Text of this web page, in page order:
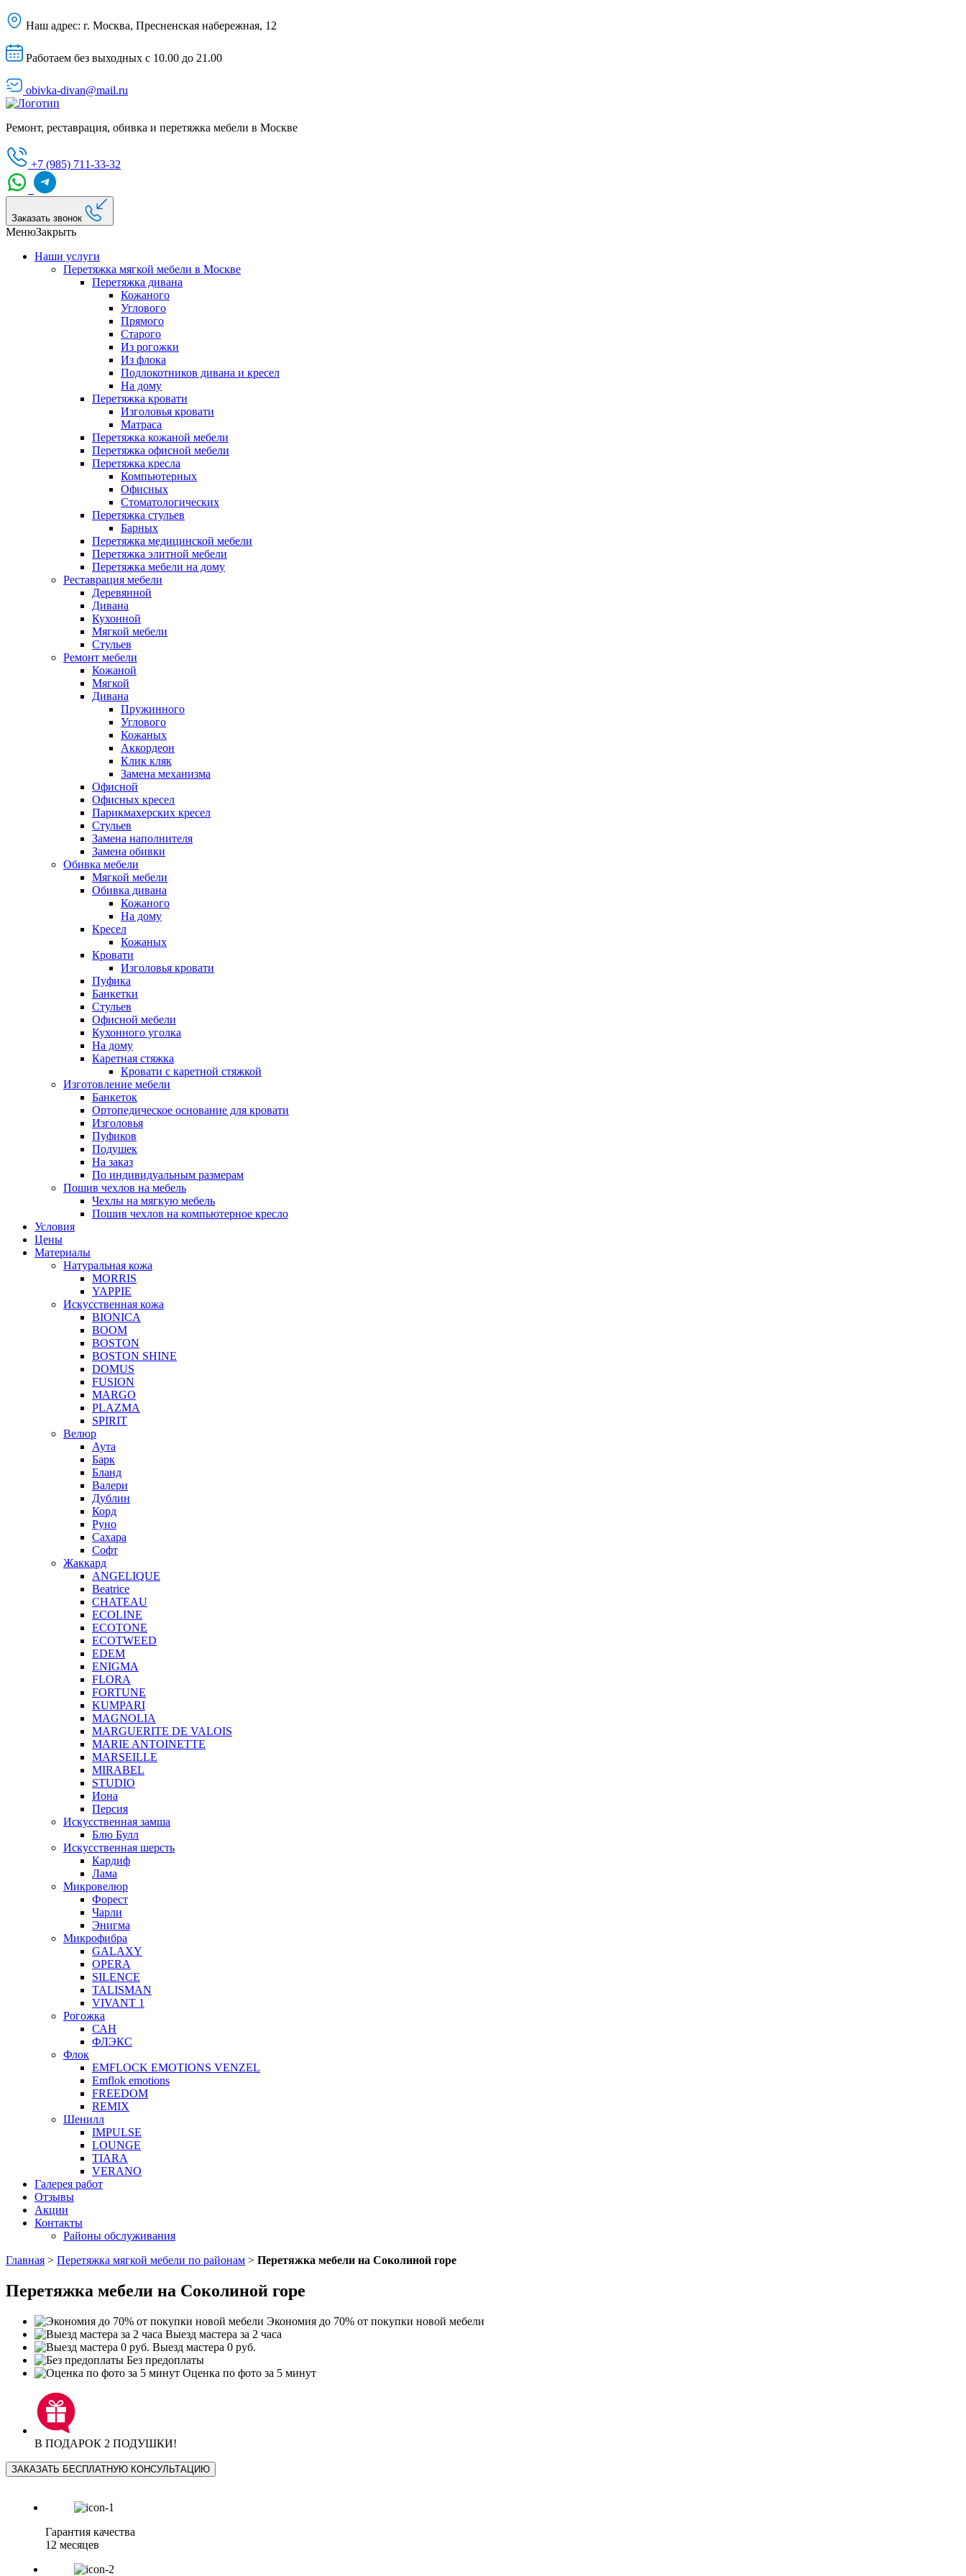
Наш адрес: г. Москва, Пресненская набережная, 12
Работаем без выходных с 10.00 до 21.00
obivka-divan@mail.ru
Ремонт, реставрация, обивка и перетяжка мебели в Москве
+7 (985) 711-33-32
Заказать звонок
МенюЗакрыть
Наши услуги
Перетяжка мягкой мебели в Москве
Перетяжка дивана
Кожаного
Углового
Прямого
Старого
Из рогожки
Из флока
Подлокотников дивана и кресел
На дому
Перетяжка кровати
Изголовья кровати
Матраса
Перетяжка кожаной мебели
Перетяжка офисной мебели
Перетяжка кресла
Компьютерных
Офисных
Стоматологических
Перетяжка стульев
Барных
Перетяжка медицинской мебели
Перетяжка элитной мебели
Перетяжка мебели на дому
Реставрация мебели
Деревянной
Дивана
Кухонной
Мягкой мебели
Стульев
Ремонт мебели
Кожаной
Мягкой
Дивана
Пружинного
Углового
Кожаных
Аккордеон
Клик кляк
Замена механизма
Офисной
Офисных кресел
Парикмахерских кресел
Стульев
Замена наполнителя
Замена обивки
Обивка мебели
Мягкой мебели
Обивка дивана
Кожаного
На дому
Кресел
Кожаных
Кровати
Изголовья кровати
Пуфика
Банкетки
Стульев
Офисной мебели
Кухонного уголка
На дому
Каретная стяжка
Кровати с каретной стяжкой
Изготовление мебели
Банкеток
Ортопедическое основание для кровати
Изголовья
Пуфиков
Подушек
На заказ
По индивидуальным размерам
Пошив чехлов на мебель
Чехлы на мягкую мебель
Пошив чехлов на компьютерное кресло
Условия
Цены
Материалы
Натуральная кожа
MORRIS
YAPPIE
Искусственная кожа
BIONICA
BOOM
BOSTON
BOSTON SHINE
DOMUS
FUSION
MARGO
PLAZMA
SPIRIT
Велюр
Аута
Барк
Бланд
Валери
Дублин
Корд
Руно
Сахара
Софт
Жаккард
ANGELIQUE
Beatrice
CHATEAU
ECOLINE
ECOTONE
ECOTWEED
EDEM
ENIGMA
FLORA
FORTUNE
KUMPARI
MAGNOLIA
MARGUERITE DE VALOIS
MARIE ANTOINETTE
MARSEILLE
MIRABEL
STUDIO
Иона
Персия
Искусственная замша
Блю Булл
Искусственная шерсть
Кардиф
Лама
Микровелюр
Форест
Чарли
Энигма
Микрофибра
GALAXY
OPERA
SILENCE
TALISMAN
VIVANT 1
Рогожка
САН
ФЛЭКС
Флок
EMFLOCK EMOTIONS VENZEL
Emflok emotions
FREEDOM
REMIX
Шенилл
IMPULSE
LOUNGE
TIARA
VERANO
Галерея работ
Отзывы
Акции
Контакты
Районы обслуживания
Главная > Перетяжка мягкой мебели по районам > Перетяжка мебели на Соколиной горе
Перетяжка мебели на Соколиной горе
Экономия до 70% от покупки новой мебели
Выезд мастера за 2 часа
Выезд мастера 0 руб.
Без предоплаты
Оценка по фото за 5 минут
В ПОДАРОК 2 ПОДУШКИ!
ЗАКАЗАТЬ БЕСПЛАТНУЮ КОНСУЛЬТАЦИЮ
Гарантия качества
12 месяцев